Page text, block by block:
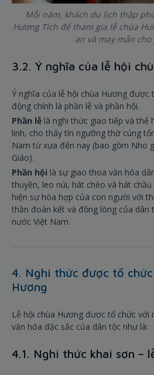
Mỗi năm, khách du lịch thập
Hương Tích để tham gia lễ chùa
an và may mắn
3.2. Ý nghĩa của lễ hội
Ý nghĩa của lễ hội chùa Hương được
động chính là phần lễ và phần hội.
Phần lễ là nghi thức giao tiếp và thể
linh, cho thấy tín ngưỡng thờ cúng
Nam từ xưa đến nay (bao gồm Nho
Giáo).
Phần hội là sự giao thoa văn hóa
thuyền, leo núi, hát chèo và hát
hiện sự hòa hợp của con người với
thần đoàn kết và đồng lòng của dân
nước Việt Nam.
4. Nghi thức được tổ
Hương
Lễ hội chùa Hương được tổ chức với
văn hóa đặc sắc của dân tộc như là:
4.1. Nghi thức khai sơn –